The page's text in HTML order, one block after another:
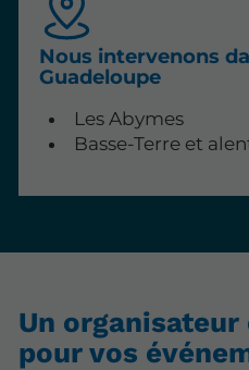
Nous intervenons
Guadeloupe
Les Abymes
Basse-Terre et
Un
pour vos